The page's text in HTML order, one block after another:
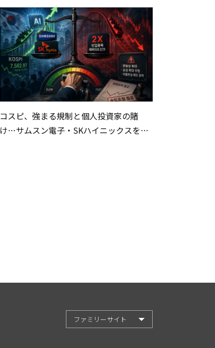
コスピ、強まる規制と個人投資家の賭
け…サムスン電子・SKハイニックスを巡
ファミリーサイト